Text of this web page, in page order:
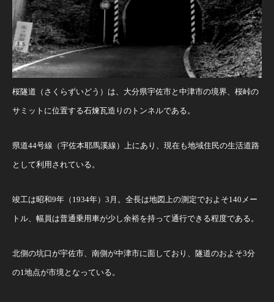
桜隧道（さくらずいどう）は、大分県宇佐市と中津市の境界、桜峠の
サミットに位置する石煉瓦造りのトンネルである。
県道44号線（宇佐本耶馬溪線）上にあり、現在も地域住民の生活道路
として利用されている。
竣工は昭和9年（1934年）3月。全長は地図上の測定でおよそ140メー
トル、幅員は普通乗用車が少し余裕を持って通行できる程度である。
北側の坑口が宇佐市、南側が中津市に面しており、隧道のおよそ3分
の1地点が市境となっている。